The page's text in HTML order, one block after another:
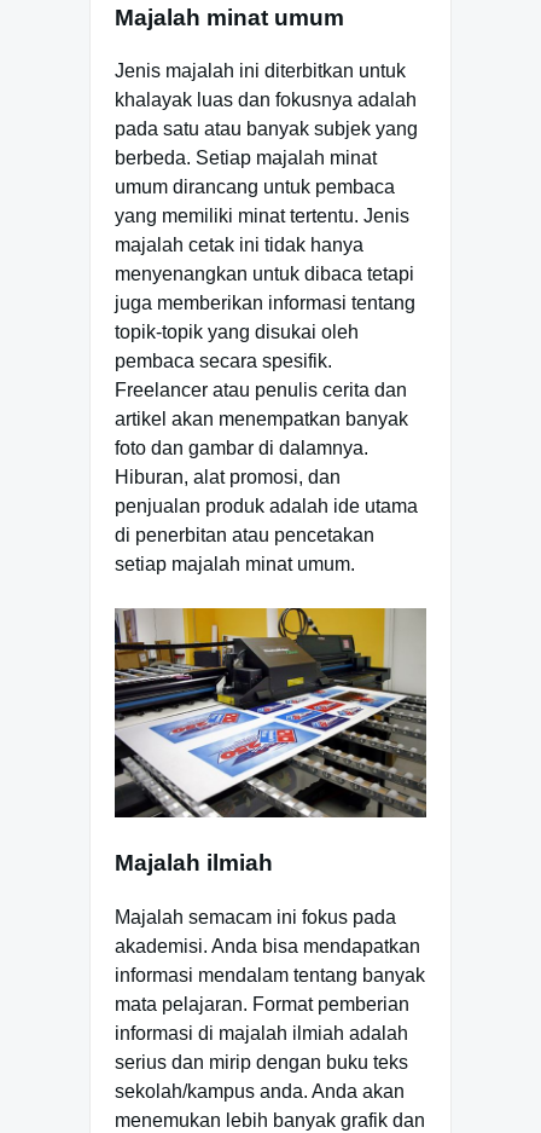
Majalah minat umum
Jenis majalah ini diterbitkan untuk
khalayak luas dan fokusnya adalah
pada satu atau banyak subjek yang
berbeda. Setiap majalah minat
umum dirancang untuk pembaca
yang memiliki minat tertentu. Jenis
majalah cetak ini tidak hanya
menyenangkan untuk dibaca tetapi
juga memberikan informasi tentang
topik-topik yang disukai oleh
pembaca secara spesifik.
Freelancer atau penulis cerita dan
artikel akan menempatkan banyak
foto dan gambar di dalamnya.
Hiburan, alat promosi, dan
penjualan produk adalah ide utama
di penerbitan atau pencetakan
setiap majalah minat umum.
Majalah ilmiah
Majalah semacam ini fokus pada
akademisi. Anda bisa mendapatkan
informasi mendalam tentang banyak
mata pelajaran. Format pemberian
informasi di majalah ilmiah adalah
serius dan mirip dengan buku teks
sekolah/kampus anda. Anda akan
menemukan lebih banyak grafik dan